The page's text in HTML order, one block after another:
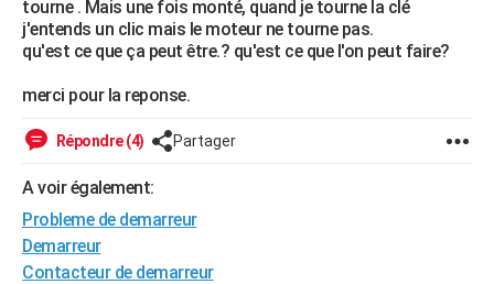
Guides de France
Escapades
Patrimoine
Expositions
Musées
Week-end nature
+LIFESTYLE
Art de vivre
Bien-être
Loisirs
Modes de vie
SANTE
Alimentation
Guide de la santé
Maladies
Médicaments
Sommeil
VOYAGE
Destinations
City break
Voyage nature
Voyage de noces
Forum
Climat
PHOTO
GUIDES D'ACHAT
BONS PLANS
tourne . Mais une fois monté, quand je tourne la clé
j'entends un clic mais le moteur ne tourne pas.
qu'est ce que ça peut être.? qu'est ce que l'on peut faire?
merci pour la reponse.
Répondre (4) Partager
A voir également:
Probleme de demarreur
Demarreur
Contacteur de demarreur